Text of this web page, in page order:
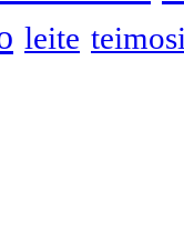
leite